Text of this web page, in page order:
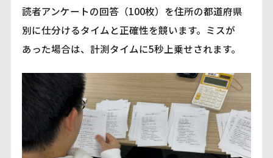
読者アンケートの回答（100枚）を住所の都道府県
別に仕分けるタイムと正確性を競います。ミスが
あった場合は、計測タイムに5秒上乗せされます。